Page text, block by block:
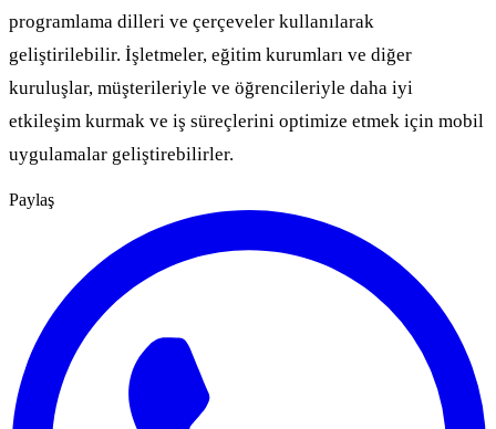
programlama dilleri ve çerçeveler kullanılarak
geliştirilebilir. İşletmeler, eğitim kurumları ve diğer
kuruluşlar, müşterileriyle ve öğrencileriyle daha iyi
etkileşim kurmak ve iş süreçlerini optimize etmek için mobil
uygulamalar geliştirebilirler.
Paylaş